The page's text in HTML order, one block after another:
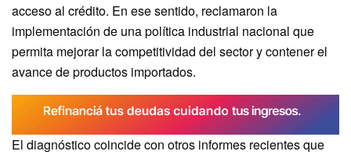
acceso al crédito. En ese sentido, reclamaron la
implementación de una política industrial nacional que
permita mejorar la competitividad del sector y contener el
avance de productos importados.
El diagnóstico coincide con otros informes recientes que